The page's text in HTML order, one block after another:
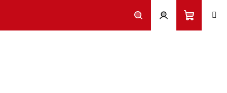
Hledat PřihlášeníNákupní